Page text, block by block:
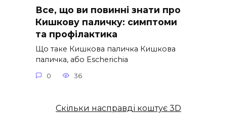
Все, що ви повинні знати про
Кишкову паличку: симптоми
та профілактика
Що таке Кишкова паличка Кишкова
паличка, або Escherichia
0 36
Скільки насправді коштує 3D